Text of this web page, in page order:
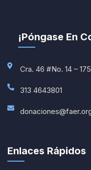
¡Póngase En
Cra. 46 #No. 14 –
313 4643801
Enlaces Rápidos